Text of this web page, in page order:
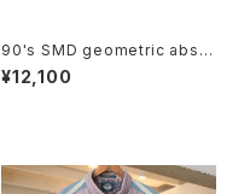
90's SMD geometric abstr
act rayon open-collar Shirt
"Made in JAPAN"
¥12,100